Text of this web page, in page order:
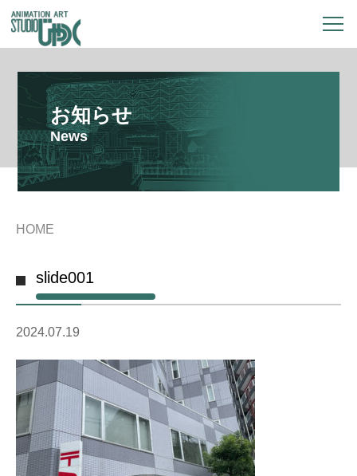
お知らせ
News
HOME
slide001
2024.07.19